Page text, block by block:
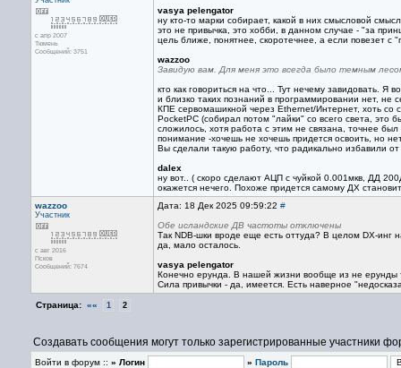
с апр 2007
Тюмень
Сообщений: 3751
vasya pelengator
ну кто-то марки собирает, какой в них смысловой
это не привычка, это хобби, в данном случае - "за
цель ближе, понятнее, скоротечнее, а если повезет
wazzoo
Завидую вам. Для меня это всегда было темным
кто как говориться на что... Тут нечему завидовать.
и близко таких познаний в программировании нет, не
КПЕ сервомашикной через Ethernet/Интернет, хоть со
PocketPC (собирал потом "лайки" со всего света, это
сложилось, хотя работа с этим не связана, точнее
понимание -хочешь не хочешь придется освоить, но
Вы сделали такую работу, что радикально избавили
dalex
ну вот.. ( скоро сделают АЦП с чуйкой 0.001мкв, ДД
окажется нечего. Похоже придется самому ДХ
wazzoo
Участник
с авг 2016
Псков
Сообщений: 7674
Дата: 18 Дек 2025 09:59:22 #
Обе исландские ДВ частоты отключены
Так NDB-шки вроде еще есть оттуда? В целом DX-инг
да, мало осталось.
vasya pelengator
Конечно ерунда. В нашей жизни вообще из не ерунды
Сила привычки - да, имеется. Есть наверное
Страница: «« 1 2
Создавать сообщения могут только зарегистрированные участники
Войти в форум :: » Логин » Пароль